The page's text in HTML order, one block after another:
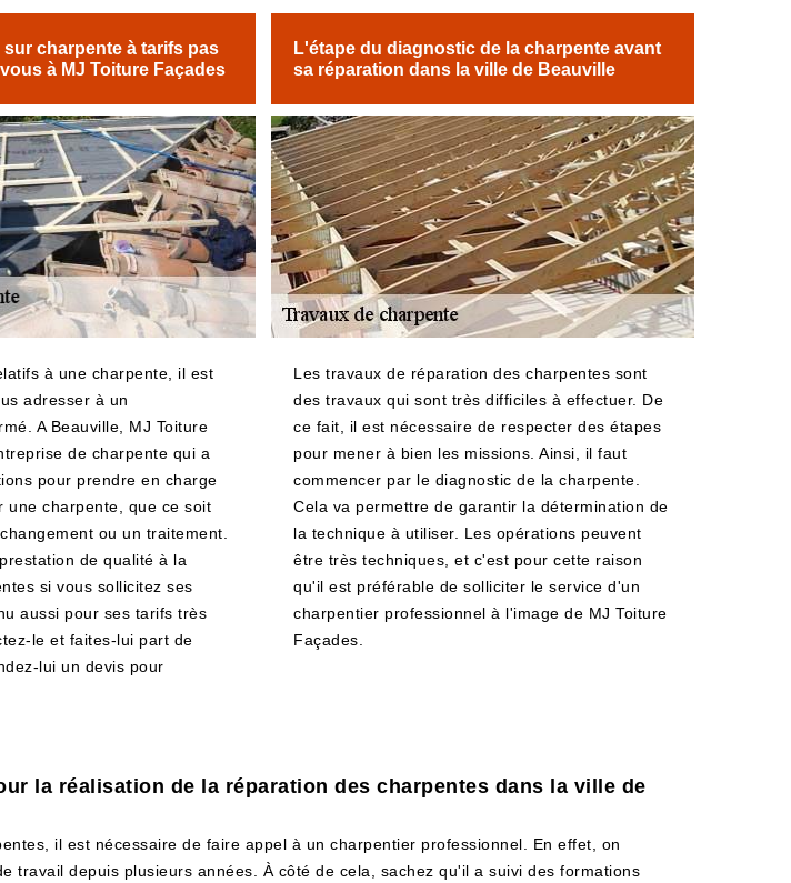
charpente à tarifs pas
à MJ Toiture Façades
à une charpente, il est
adresser à un
A Beauville, MJ Toiture
de charpente qui a
pour prendre en charge
une charpente, que ce soit
ou un traitement.
de qualité à la
si vous sollicitez ses
aussi pour ses tarifs très
le et faites-lui part de
lui un devis pour
L'étape du diagnostic de la charpente avant
sa réparation dans la ville de Beauville
Les travaux de réparation des charpentes sont
des travaux qui sont très difficiles à effectuer. De
ce fait, il est nécessaire de respecter des étapes
pour mener à bien les missions. Ainsi, il faut
commencer par le diagnostic de la charpente.
Cela va permettre de garantir la détermination de
la technique à utiliser. Les opérations peuvent
être très techniques, et c'est pour cette raison
qu'il est préférable de solliciter le service d'un
charpentier professionnel à l'image de MJ Toiture
Façades.
la réalisation de la réparation des charpentes dans la ville de
il est nécessaire de faire appel à un charpentier professionnel. En effet, on
travail depuis plusieurs années. À côté de cela, sachez qu'il a suivi des formations